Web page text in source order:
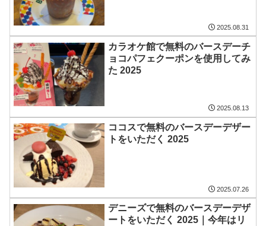
2025.08.31
カラオケ館で無料のバースデーチ
ョコパフェクーポンを使用してみ
た 2025
2025.08.13
ココスで無料のバースデーデザー
トをいただく 2025
2025.07.26
デニーズで無料のバースデーデザ
ートをいただく 2025｜今年はリ